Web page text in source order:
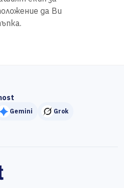
да Ви
Gemini Grok